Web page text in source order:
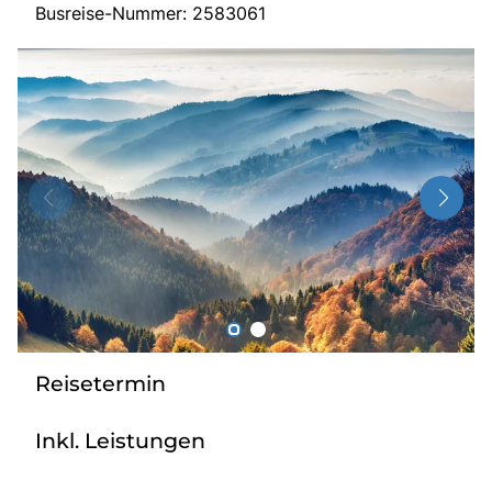
Busreisen
Bus mieten
Über Bus dich weg!
Radio
Sie befinden sich in:
Deutschland
Österreich
Busreise-Nummer: 2583061
Reisetermin
Inkl. Leistungen